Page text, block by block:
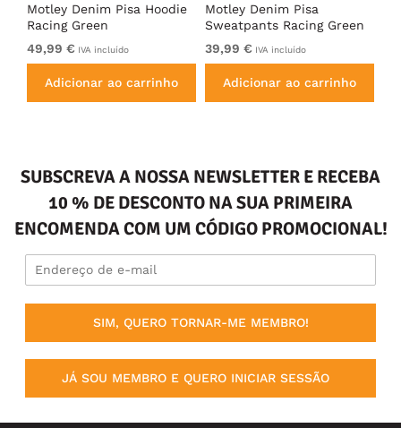
Motley Denim Pisa Hoodie
Racing Green
49,99 € IVA incluído
Adicionar ao carrinho
Motley Denim Pisa
Sweatpants Racing Green
39,99 € IVA incluído
Adicionar ao carrinho
SUBSCREVA A NOSSA NEWSLETTER E RECEBA
10 % DE DESCONTO NA SUA PRIMEIRA
ENCOMENDA COM UM CÓDIGO PROMOCIONAL!
SIM, QUERO TORNAR-ME MEMBRO!
JÁ SOU MEMBRO E QUERO INICIAR SESSÃO